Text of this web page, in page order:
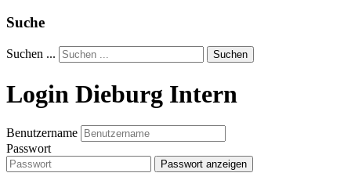
Suche
Suchen ... Suchen
Login Dieburg Intern
Benutzername
Passwort
Passwort anzeigen